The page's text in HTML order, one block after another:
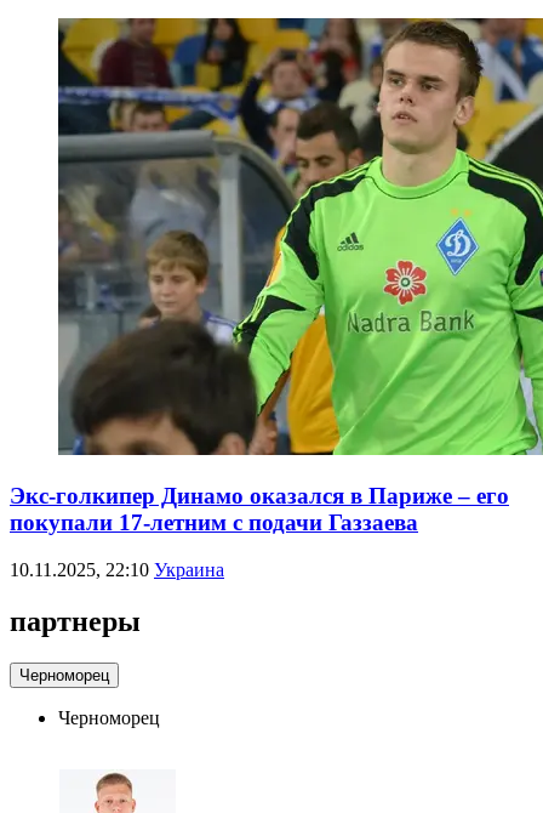
Экс-голкипер Динамо оказался в Париже – его
покупали 17-летним с подачи Газзаева
10.11.2025, 22:10 Украина
партнеры
Черноморец
Черноморец